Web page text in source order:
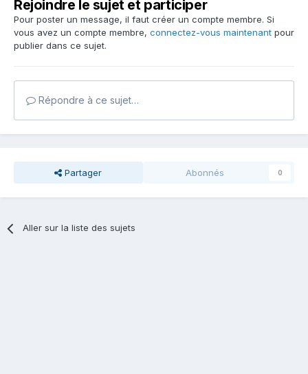
Rejoindre le sujet et participer
Pour poster un message, il faut créer un compte membre. Si
vous avez un compte membre, connectez-vous maintenant pour
publier dans ce sujet.
Répondre à ce sujet…
Partager Abonnés 0
Aller sur la liste des sujets